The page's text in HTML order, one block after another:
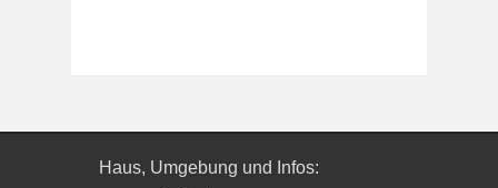
Haus, Umgebung und Infos: